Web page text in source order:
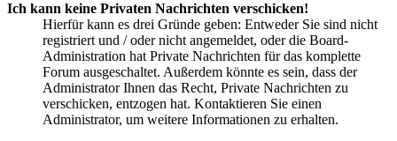
Ich kann keine Privaten Nachrichten verschicken!
Hierfür kann es drei Gründe geben: Entweder Sie sind nicht
registriert und / oder nicht angemeldet, oder die Board-
Administration hat Private Nachrichten für das komplette
Forum ausgeschaltet. Außerdem könnte es sein, dass der
Administrator Ihnen das Recht, Private Nachrichten zu
verschicken, entzogen hat. Kontaktieren Sie einen
Administrator, um weitere Informationen zu erhalten.